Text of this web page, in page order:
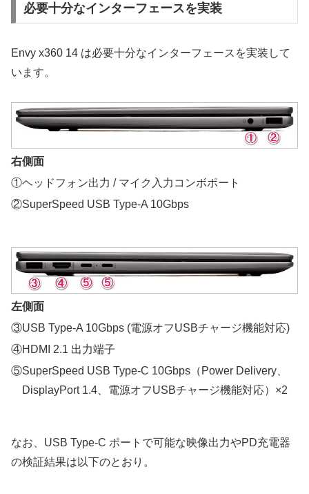
必要十分なインターフェースを実装
Envy x360 14 は必要十分なインターフェースを実装して
います。
右側面
①ヘッドフォン出力 / マイク入力コンボポート
②SuperSpeed USB Type-A 10Gbps
左側面
③USB Type-A 10Gbps (電源オフUSBチャージ機能対応)
④HDMI 2.1 出力端子
⑤SuperSpeed USB Type-C 10Gbps（Power Delivery、
DisplayPort 1.4、電源オフUSBチャージ機能対応）×2
なお、USB Type-C ポートで可能な映像出力やPD充電器
の検証結果は以下のとおり。